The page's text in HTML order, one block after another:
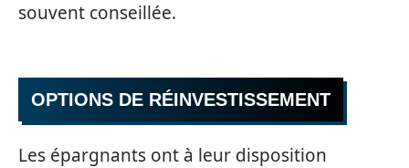
souvent conseillée.
OPTIONS DE RÉINVESTISSEMENT
Les épargnants ont à leur disposition